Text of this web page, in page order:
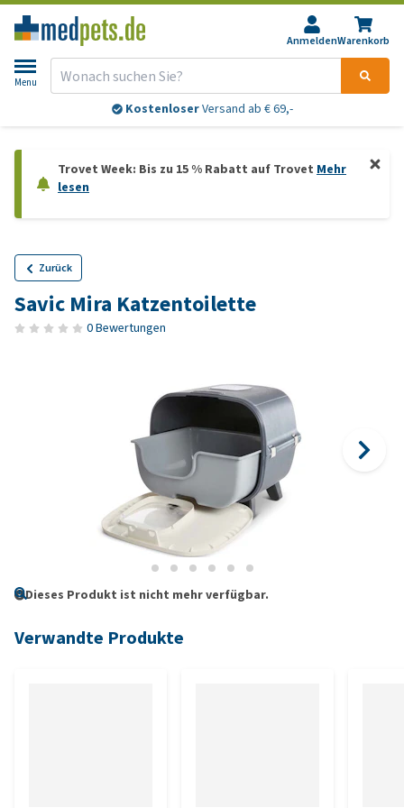
AnmeldenWarenkorb
Menu
KostenloserVersand ab € 69,-
Trovet Week: Bis zu 15 % Rabatt auf Trovet Mehr
lesen
Zurück
Savic Mira Katzentoilette
0 Bewertungen
Dieses Produkt ist nicht mehr verfügbar.
Verwandte Produkte